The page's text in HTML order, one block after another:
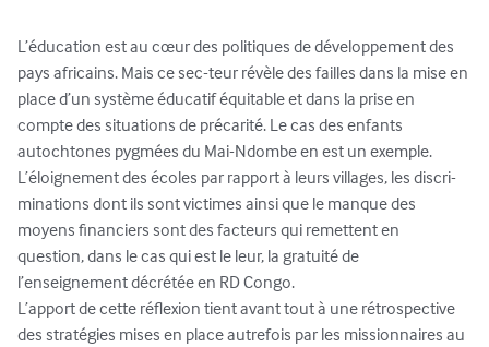
L’éducation est au cœur des politiques de développement des
pays africains. Mais ce sec-teur révèle des failles dans la mise en
place d’un système éducatif équitable et dans la prise en
compte des situations de précarité. Le cas des enfants
autochtones pygmées du Mai-Ndombe en est un exemple.
L’éloignement des écoles par rapport à leurs villages, les discri-
minations dont ils sont victimes ainsi que le manque des
moyens financiers sont des facteurs qui remettent en
question, dans le cas qui est le leur, la gratuité de
l’enseignement décrétée en RD Congo.
L’apport de cette réflexion tient avant tout à une rétrospective
des stratégies mises en place autrefois par les missionnaires au